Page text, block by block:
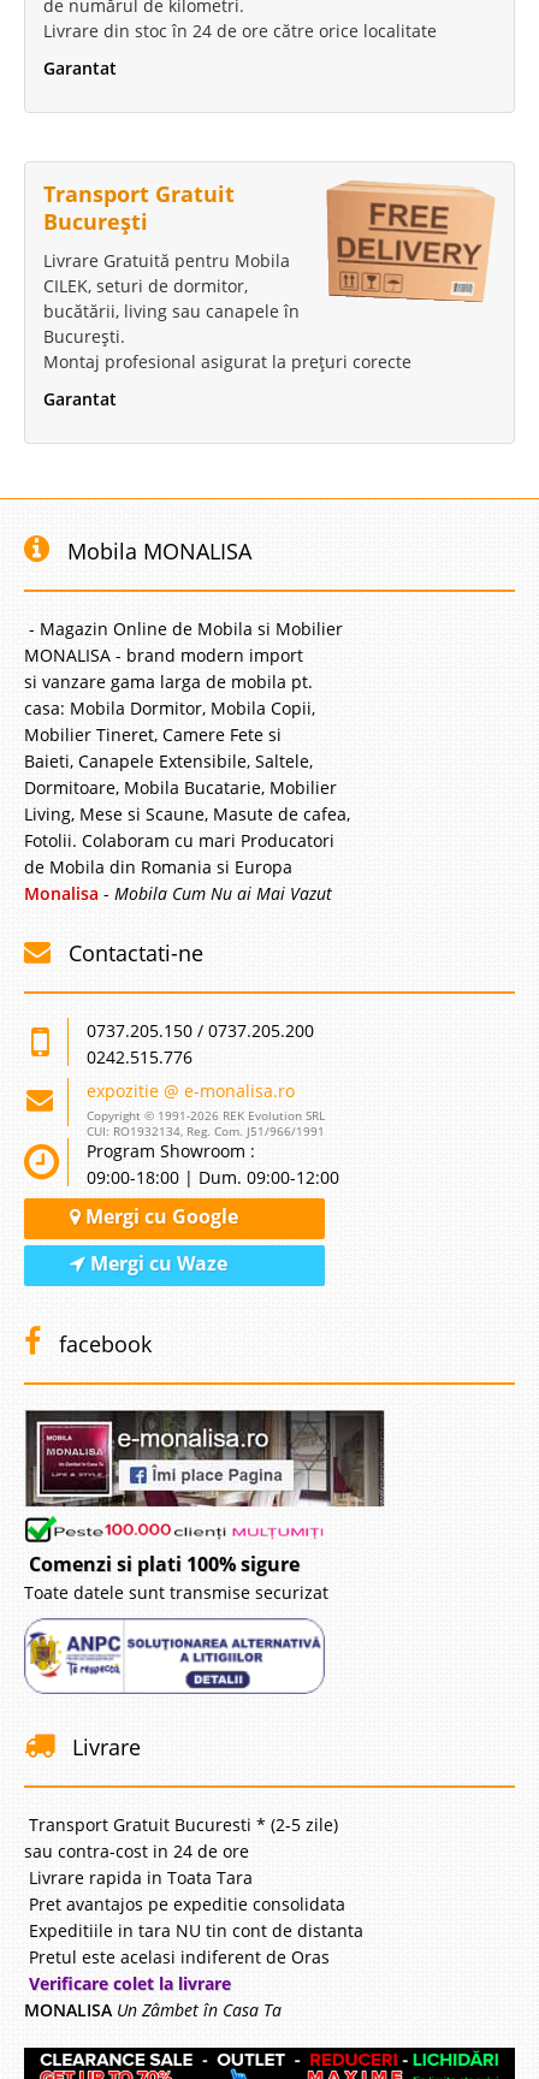
de numărul de kilometri.
Livrare din stoc în 24 de ore către orice localitate
Garantat
Transport Gratuit
București
Livrare Gratuită pentru Mobila
CILEK, seturi de dormitor,
bucătării, living sau canapele în
București.
Montaj profesional asigurat la prețuri corecte
Garantat
Mobila MONALISA
- Magazin Online de Mobila si Mobilier
MONALISA - brand modern import
si vanzare gama larga de mobila pt.
casa: Mobila Dormitor, Mobila Copii,
Mobilier Tineret, Camere Fete si
Baieti, Canapele Extensibile, Saltele,
Dormitoare, Mobila Bucatarie, Mobilier
Living, Mese si Scaune, Masute de cafea,
Fotolii. Colaboram cu mari Producatori
de Mobila din Romania si Europa
Monalisa - Mobila Cum Nu ai Mai Vazut
Contactati-ne
0737.205.150 / 0737.205.200
0242.515.776
expozitie @ e-monalisa.ro
Copyright © 1991-2026 REK Evolution SRL
CUI: RO1932134, Reg. Com. J51/966/1991
Program Showroom :
09:00-18:00 | Dum. 09:00-12:00
Mergi cu Google
Mergi cu Waze
facebook
Comenzi si plati 100% sigure
Toate datele sunt transmise securizat
Livrare
Transport Gratuit Bucuresti * (2-5 zile)
sau contra-cost in 24 de ore
Livrare rapida in Toata Tara
Pret avantajos pe expeditie consolidata
Expeditiile in tara NU tin cont de distanta
Pretul este acelasi indiferent de Oras
Verificare colet la livrare
MONALISA Un Zâmbet în Casa Ta